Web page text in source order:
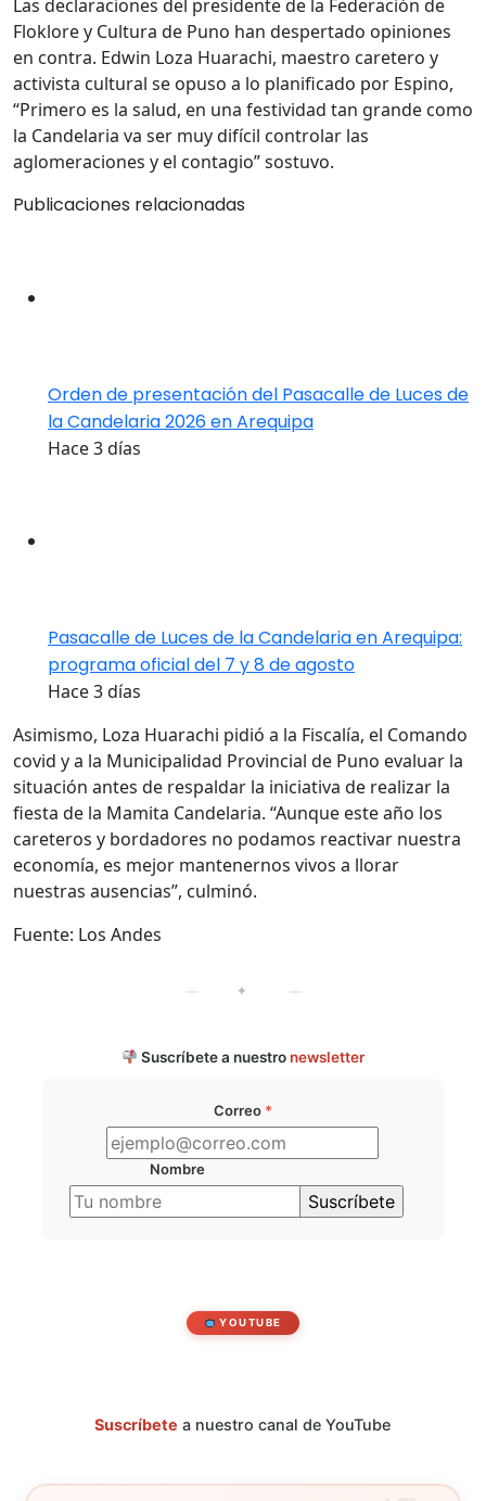
Las declaraciones del presidente de la Federación de
Floklore y Cultura de Puno han despertado opiniones
en contra. Edwin Loza Huarachi, maestro caretero y
activista cultural se opuso a lo planificado por Espino,
“Primero es la salud, en una festividad tan grande como
la Candelaria va ser muy difícil controlar las
aglomeraciones y el contagio” sostuvo.
Publicaciones relacionadas
Orden de presentación del Pasacalle de Luces de
la Candelaria 2026 en Arequipa
Hace 3 días
Pasacalle de Luces de la Candelaria en Arequipa:
programa oficial del 7 y 8 de agosto
Hace 3 días
Asimismo, Loza Huarachi pidió a la Fiscalía, el Comando
covid y a la Municipalidad Provincial de Puno evaluar la
situación antes de respaldar la iniciativa de realizar la
fiesta de la Mamita Candelaria. “Aunque este año los
careteros y bordadores no podamos reactivar nuestra
economía, es mejor mantenernos vivos a llorar
nuestras ausencias”, culminó.
Fuente: Los Andes
✦
Suscríbete a nuestro newsletter
Correo *
Nombre
YOUTUBE
Suscríbete a nuestro canal de YouTube